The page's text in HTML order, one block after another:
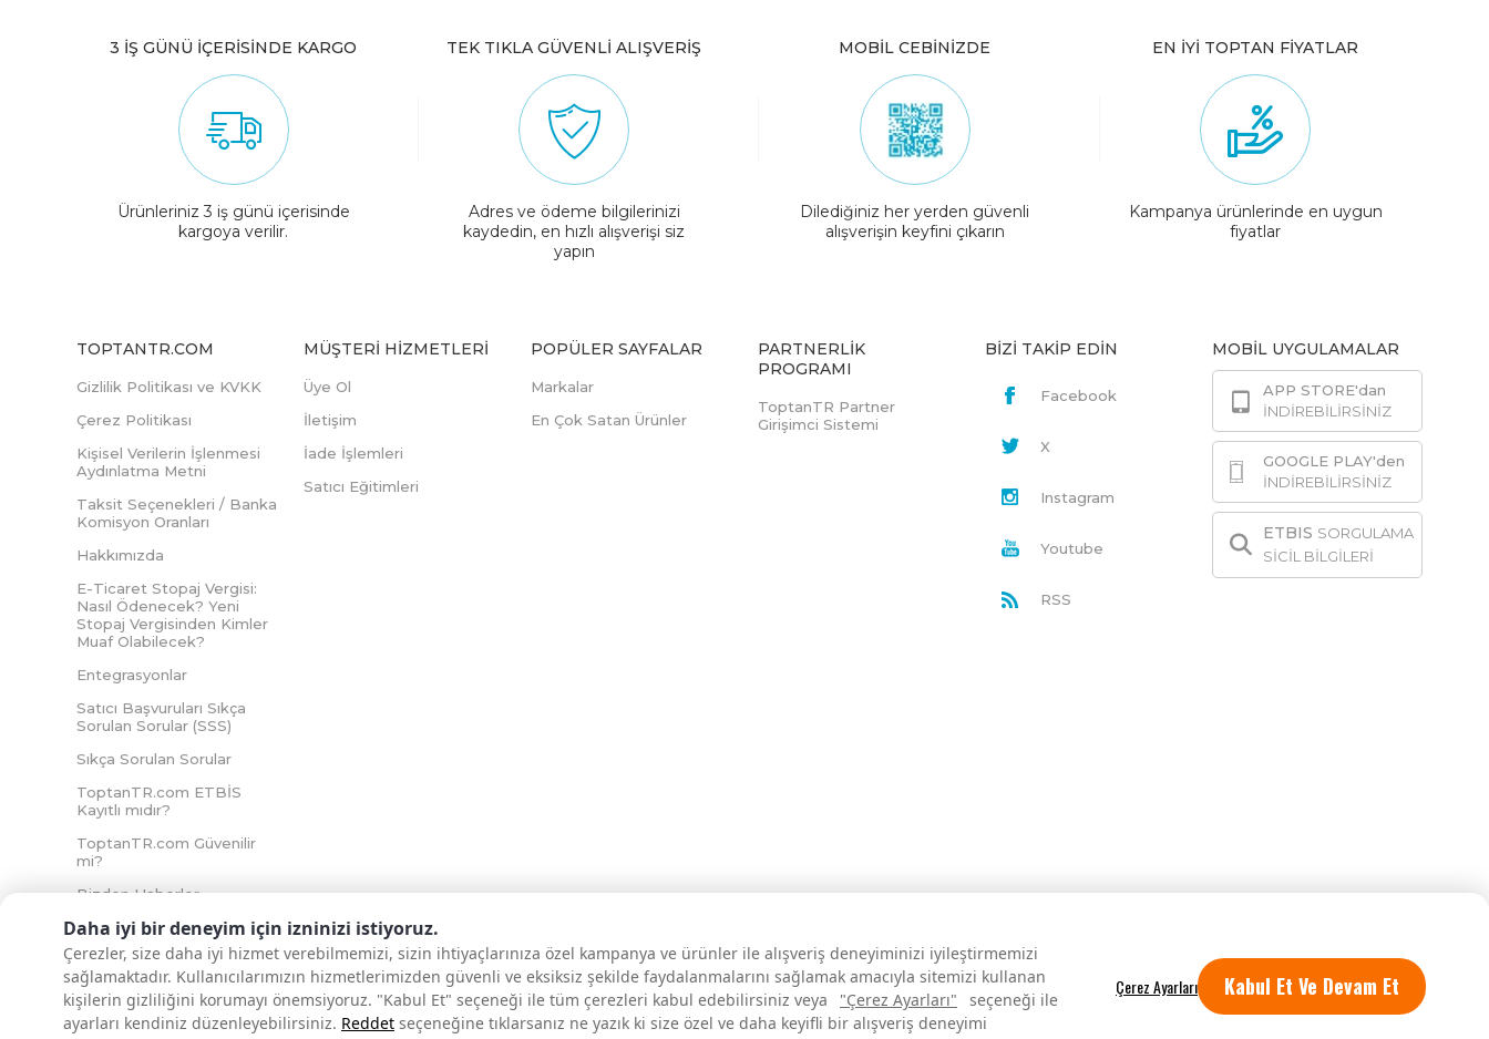
Daha iyi bir deneyim için izninizi istiyoruz.
Çerezler, size daha iyi hizmet verebilmemizi, sizin ihtiyaçlarınıza özel kampanya ve ürünler ile alışveriş deneyiminizi iyileştirmemizi
sağlamaktadır. Kullanıcılarımızın hizmetlerimizden güvenli ve eksiksiz şekilde faydalanmalarını sağlamak amacıyla sitemizi kullanan
kişilerin gizliliğini korumayı önemsiyoruz. "Kabul Et" seçeneği ile tüm çerezleri kabul edebilirsiniz veya
"Çerez Ayarları"
seçeneği ile
ayarları kendiniz düzenleyebilirsiniz. Reddet seçeneğine tıklarsanız ne yazık ki size özel ve daha keyifli bir alışveriş deneyimi
Kabul Et Ve Devam Et
3 İŞ GÜNÜ İÇERİSİNDE KARGO
Ürünleriniz 3 iş günü içerisinde
kargoya verilir.
TEK TIKLA GÜVENLİ ALIŞVERİŞ
Adres ve ödeme bilgilerinizi
kaydedin, en hızlı alışverişi siz
yapın
MOBİL CEBİNİZDE
Dilediğiniz her yerden güvenli
alışverişin keyfini çıkarın
EN İYİ TOPTAN FİYATLAR
Kampanya ürünlerinde en uygun
fiyatlar
TOPTANTR.COM
Gizlilik Politikası ve KVKK
Çerez Politikası
Kişisel Verilerin İşlenmesi
Aydınlatma Metni
Taksit Seçenekleri / Banka
Komisyon Oranları
Hakkımızda
E-Ticaret Stopaj Vergisi:
Nasıl Ödenecek? Yeni
Stopaj Vergisinden Kimler
Muaf Olabilecek?
Entegrasyonlar
Satıcı Başvuruları Sıkça
Sorulan Sorular (SSS)
Sıkça Sorulan Sorular
ToptanTR.com ETBİS
Kayıtlı mıdır?
ToptanTR.com Güvenilir
mi?
Bizden Haberler
MÜŞTERI HIZMETLERI
Üye Ol
İletişim
İade İşlemleri
Satıcı Eğitimleri
POPÜLER SAYFALAR
Markalar
En Çok Satan Ürünler
PARTNERLIK
PROGRAMI
ToptanTR Partner
Girişimci Sistemi
BİZİ TAKİP EDİN
Facebook
X
Instagram
Youtube
RSS
MOBİL UYGULAMALAR
APP STORE'dan
İNDİREBİLİRSİNİZ
GOOGLE PLAY'den
İNDİREBİLİRSİNİZ
ETBIS SORGULAMA
SİCİL BİLGİLERİ
İNTERNETTE GÜVENLİ ALIŞVERİŞ
Tüm hakları saklıdır.